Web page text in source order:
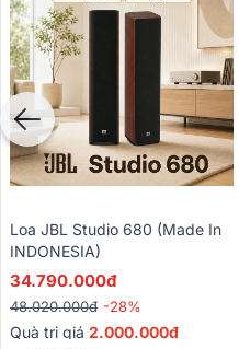
Loa JBL Studio 680 (made In
INDONESIA)
34.790.000đ
48.020.000đ -28%
Quà trị giá 2.000.000đ